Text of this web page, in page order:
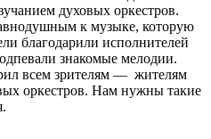
духовых оркестров.
к музыке, которую
благодарили исполнителей
знакомые мелодии.
всем зрителям — жителям
оркестров. Нам нужны такие